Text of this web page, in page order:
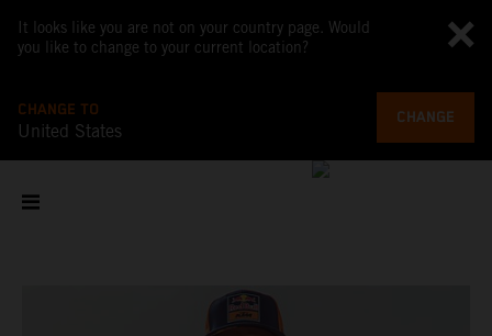
It looks like you are not on your country page. Would
you like to change to your current location?
CHANGE TO
United States
CHANGE